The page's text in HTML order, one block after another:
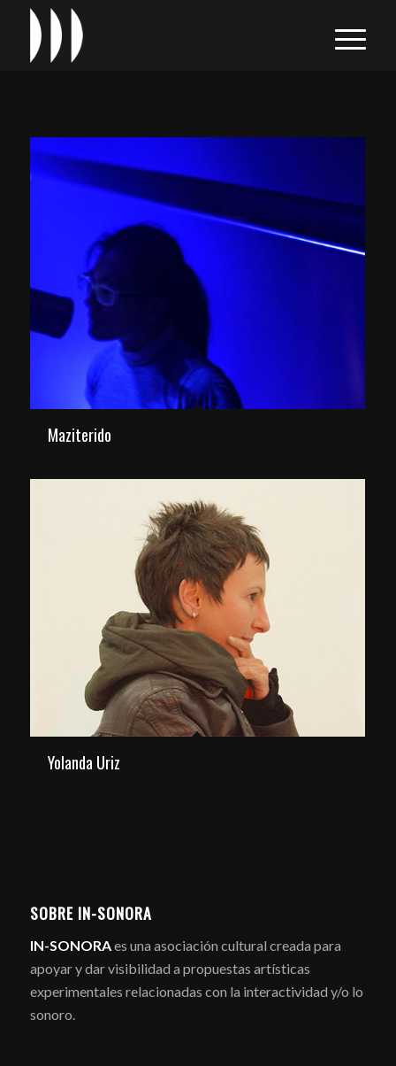
Maziterido
Yolanda Uriz
SOBRE IN-SONORA
IN-SONORAes una asociación cultural creada para
apoyar y dar visibilidad a propuestas artísticas
experimentales relacionadas con la interactividad y/o lo
sonoro.